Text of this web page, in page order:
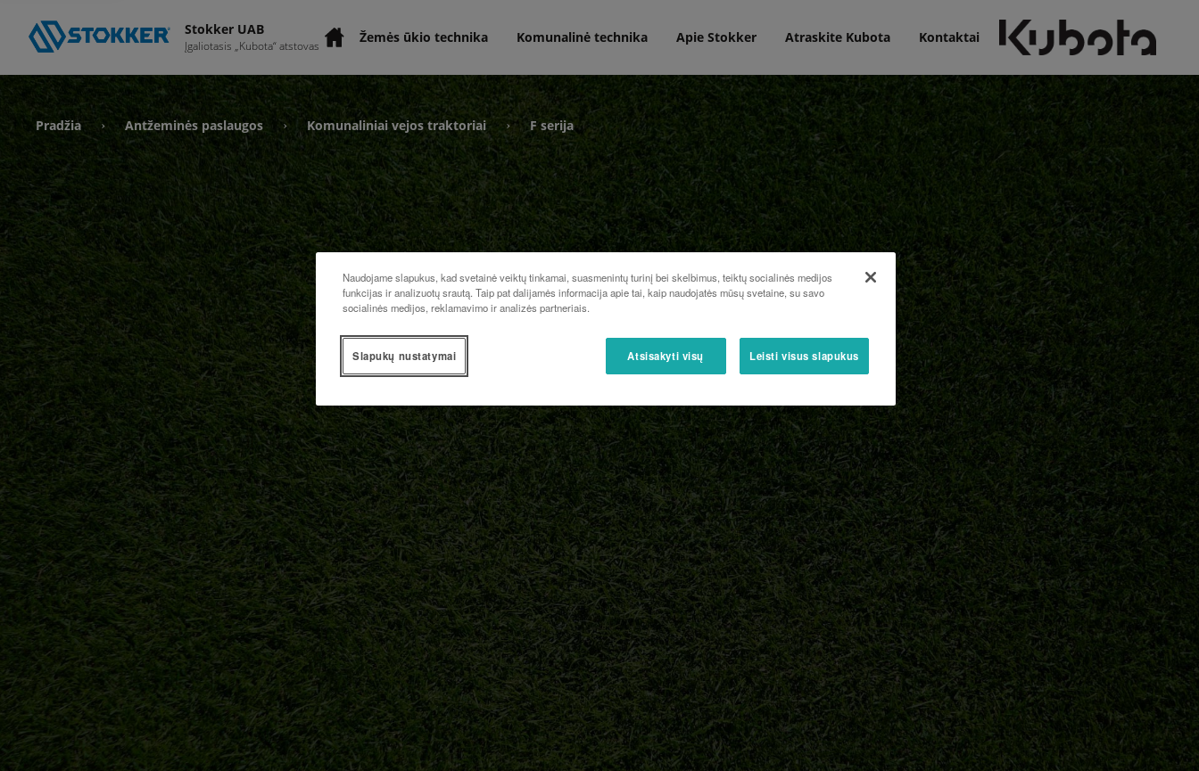
Stokker UAB
Įgaliotasis „Kubota“ atstovas Žemės ūkio technika Komunalinė technika Apie Stokker Atraskite Kubota Kontaktai
Pradžia › Antžeminės paslaugos › Komunaliniai vejos traktoriai › F serija
Naudojame slapukus, kad svetainė veiktų tinkamai, suasmenintų turinį bei skelbimus, teiktų socialinės medijos
funkcijas ir analizuotų srautą. Taip pat dalijamės informacija apie tai, kaip naudojatės mūsų svetaine, su savo
socialinės medijos, reklamavimo ir analizės partneriais.
Atsisakyti visų Leisti visus slapukus
Slapukų nustatymai